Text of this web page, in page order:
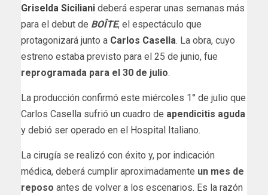
Griselda Siciliani deberá esperar unas semanas más
para el debut de BOÎTE, el espectáculo que
protagonizará junto a Carlos Casella. La obra, cuyo
estreno estaba previsto para el 25 de junio, fue
reprogramada para el 30 de julio.
La producción confirmó este miércoles 1° de julio que
Carlos Casella sufrió un cuadro de apendicitis aguda
y debió ser operado en el Hospital Italiano.
La cirugía se realizó con éxito y, por indicación
médica, deberá cumplir aproximadamente un mes de
reposo antes de volver a los escenarios. Es la razón